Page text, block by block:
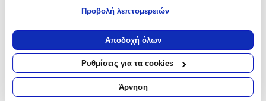
Να συλλέξουμε πληροφορίες σχετικά με τη γεωγραφική
σας τοποθεσία, οι οποίες μπορεί να είναι ακριβείς σε
απόσταση μερικών μέτρων
Να αναγνωρίσουμε τη συσκευή σας σαρώνοντας ενεργά
για συγκεκριμένα χαρακτηριστικά (δακτυλικό αποτύπωμα)
Μάθετε περισσότερα σχετικά με τον τρόπο επεξεργασίας των
Προβολή λεπτομερειών
Αποδοχή όλων
Ρυθμίσεις για τα cookies
Άρνηση
Υλικό
Ξύλο